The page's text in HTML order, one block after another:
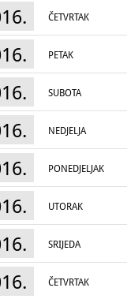
ČETVRTAK
PETAK
SUBOTA
NEDJELJA
PONEDJELJAK
UTORAK
SRIJEDA
ČETVRTAK